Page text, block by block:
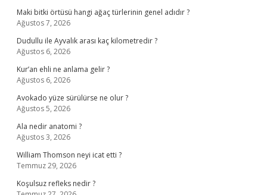
Maki bitki örtüsü hangi ağaç türlerinin genel adıdır ?
Ağustos 7, 2026
Dudullu ile Ayvalık arası kaç kilometredir ?
Ağustos 6, 2026
Kur’an ehli ne anlama gelir ?
Ağustos 6, 2026
Avokado yüze sürülürse ne olur ?
Ağustos 5, 2026
Ala nedir anatomi ?
Ağustos 3, 2026
William Thomson neyi icat etti ?
Temmuz 29, 2026
Koşulsuz refleks nedir ?